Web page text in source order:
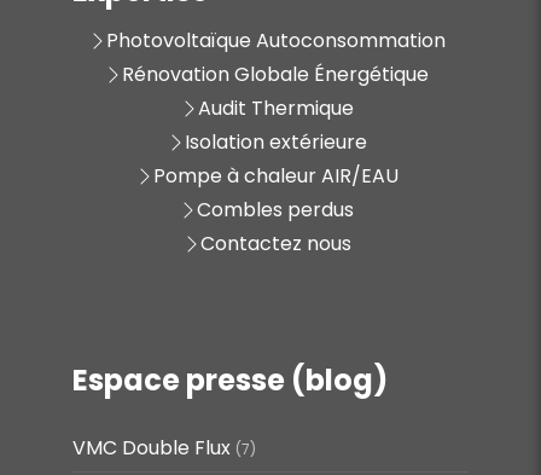
Photovoltaïque Autoconsommation
Rénovation Globale Énergétique
Audit Thermique
Isolation extérieure
Pompe à chaleur AIR/EAU
Combles perdus
Contactez nous
Espace presse (blog)
VMC Double Flux (7)